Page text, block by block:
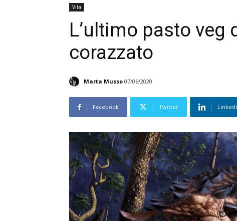
Vita
L’ultimo pasto veg
corazzato
Marta Musso 07/06/2020
Facebook Twitter